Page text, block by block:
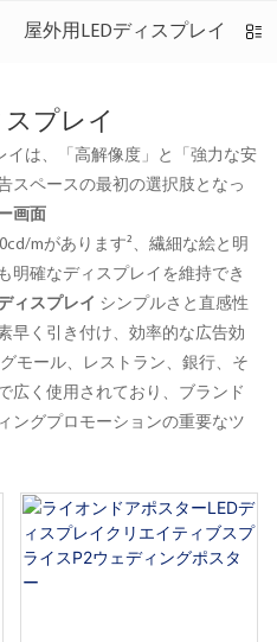
屋外用LEDディスプレイ
プレイ
イは、「高解像度」と「強力な安
スペースの最初の選択肢となっ
画面
mがあります²、繊細な絵と明
明確なディスプレイを維持でき
ィスプレイ シンプルさと直感性
早く引き付け、効率的な広告効
モール、レストラン、銀行、そ
広く使用されており、ブランド
ングプロモーションの重要なツ